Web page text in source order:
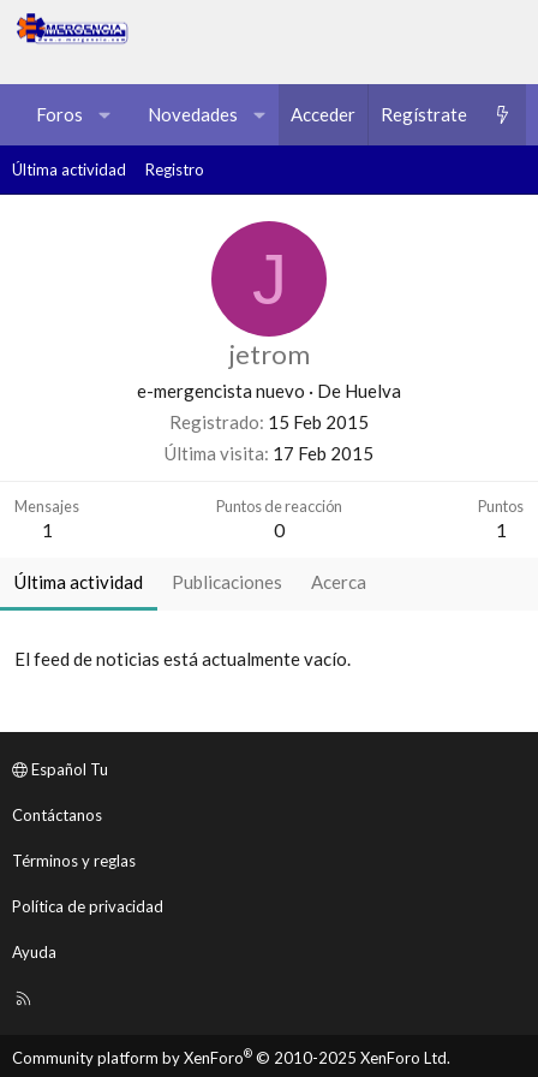
Foros Novedades Multimedia Recursos
Acceder Regístrate
Última actividad Registro
J
jetrom
e-mergencista nuevo · De Huelva
Registrado 15 Feb 2015
Última visita 17 Feb 2015
Mensajes
1
Puntos de reacción
0
Puntos
1
Última actividad Publicaciones Acerca
El feed de noticias está actualmente vacío.
Español Tu
Contáctanos
Términos y reglas
Política de privacidad
Ayuda
R
Community platform by XenForo® © 2010-2025 XenForo Ltd.